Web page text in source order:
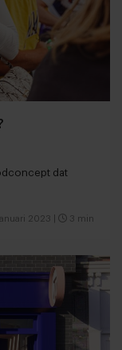
dat
2023 3 min